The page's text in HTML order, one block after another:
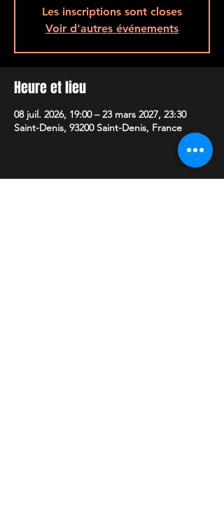
Les inscriptions sont closes
Voir d'autres événements
Heure et lieu
08 juil. 2026, 19:00 – 23 mars 2027, 23:30
Saint-Denis, 93200 Saint-Denis, France